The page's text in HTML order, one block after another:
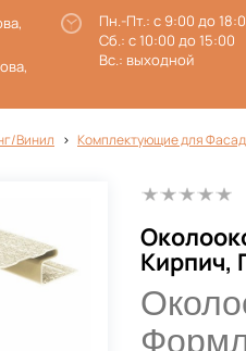
Пн.-Пт.: с 9:00 до
Сб.: с 10:00 до 15:00
Вс.: выходной
Винил Комплектующие для
Кирпич,